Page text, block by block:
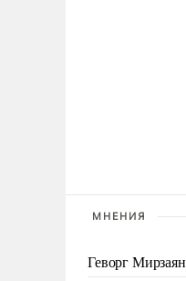
МНЕНИЯ
Геворг Мирзаян